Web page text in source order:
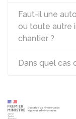
Faut-il une
ou toute autre
chantier ?
Dans quel cas